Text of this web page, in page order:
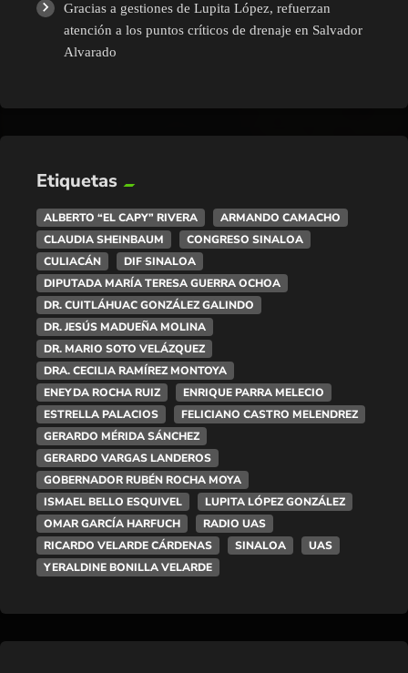
Gracias a gestiones de Lupita López, refuerzan
atención a los puntos críticos de drenaje en Salvador
Alvarado
Etiquetas
ALBERTO “EL CAPY” RIVERA
ARMANDO CAMACHO
CLAUDIA SHEINBAUM
CONGRESO SINALOA
CULIACÁN
DIF SINALOA
DIPUTADA MARÍA TERESA GUERRA OCHOA
DR. CUITLÁHUAC GONZÁLEZ GALINDO
DR. JESÚS MADUEÑA MOLINA
DR. MARIO SOTO VELÁZQUEZ
DRA. CECILIA RAMÍREZ MONTOYA
ENEYDA ROCHA RUIZ
ENRIQUE PARRA MELECIO
ESTRELLA PALACIOS
FELICIANO CASTRO MELENDREZ
GERARDO MÉRIDA SÁNCHEZ
GERARDO VARGAS LANDEROS
GOBERNADOR RUBÉN ROCHA MOYA
ISMAEL BELLO ESQUIVEL
LUPITA LÓPEZ GONZÁLEZ
OMAR GARCÍA HARFUCH
RADIO UAS
RICARDO VELARDE CÁRDENAS
SINALOA
UAS
YERALDINE BONILLA VELARDE